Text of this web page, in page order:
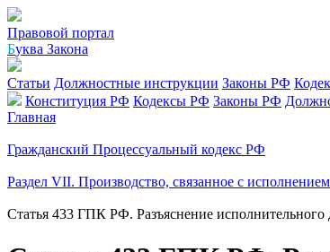
Правовой портал
Буква Закона
Статьи Должностные инструкции Законы РФ
Конституция РФ Кодексы РФ Законы РФ
Главная
Гражданский Процессуальный кодекс РФ
Раздел VII. Производство, связанное с
Статья 433 ГПК РФ. Разъяснение